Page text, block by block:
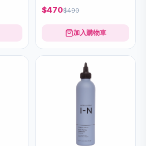
$470$490
加入購物車